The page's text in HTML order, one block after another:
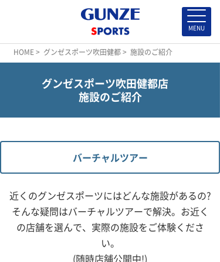
HOME> グンゼスポーツ吹田健都> 施設のご紹介
グンゼスポーツ吹田健都店
施設のご紹介
バーチャルツアー
近くのグンゼスポーツにはどんな施設があるの?
そんな疑問はバーチャルツアーで解決。 お近く
の店舗を選んで、実際の施設をご体験くださ
い。
(随時店舗公開中!)